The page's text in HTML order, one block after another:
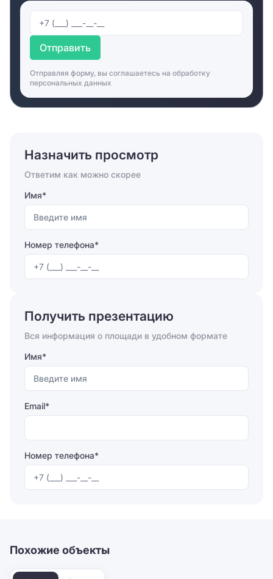
В центре с комфортом могут разместиться
рекламные, маркетинговые агентства, креативные
компании. В здании арендует офис юридическая
компания. Для обеспечения нормальных условий
работы в здании офисного центра работает столовая
и ресторан. В столовой можно просто и недорого
пообедать. В ресторане можно организовать более
компаний арендаторов могут перевести любую
документацию на один из популярных иностранных
языков, так как в здании работает бюро переводов и
курсы иностранных языков. Все компании,
работающие в здании, имеют возможность
подключиться к сети интернет. Свои услуги
помещения оборудованы телефонной связью. Рядом
со зданием расположено отделение банка,
цветочный салон, студия йоги, мастерская по
Отправить
Отправляя форму, вы соглашаетесь на обработку
персональных данных
Назначить просмотр
Ответим как можно скорее
Имя*
Номер телефона*
Отправить
Получить презентацию
Вся информация о площади в удобном формате
Имя*
Email*
Номер телефона*
Похожие объекты